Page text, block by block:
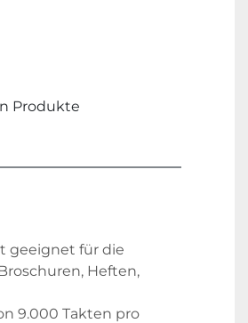
Produkte
geeignet für die
Heften,
9.000 Takten pro